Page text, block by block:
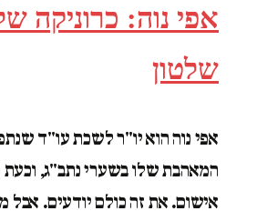
אפי נוה: כרוניקה
שלטון
אפי נוה הוא יו"ר לשכת עו"ד
המאהבת שלו בשערי נתב"ג, וכעת
אישום. את זה כולם יודעים. אבל